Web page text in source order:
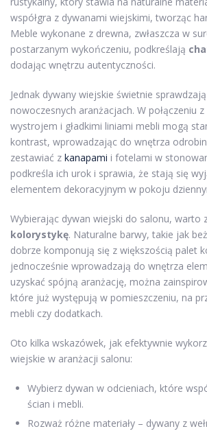
współgra z dywanami wiejskimi, tworząc
Meble wykonane z drewna, zwłaszcza w
postarzanym wykończeniu, podkreślają
dodając wnętrzu autentyczności.
Jednak dywany wiejskie świetnie
nowoczesnych aranżacjach. W połączeniu
wystrojem i gładkimi liniami mebli mogą
kontrast, wprowadzając do wnętrza
zestawiać z kanapami i fotelami w
podkreśla ich urok i sprawia, że stają się
elementem dekoracyjnym w pokoju
Wybierając dywan wiejski do salonu, warto
kolorystykę. Naturalne barwy, takie jak
dobrze komponują się z większością palet
jednocześnie wprowadzają do wnętrza
uzyskać spójną aranżację, można
które już występują w pomieszczeniu, na
mebli czy dodatkach.
Oto kilka wskazówek, jak efektywnie
wiejskie w aranżacji salonu:
Wybierz dywan w odcieniach, które
ścian i mebli.
Rozważ różne materiały – dywany z